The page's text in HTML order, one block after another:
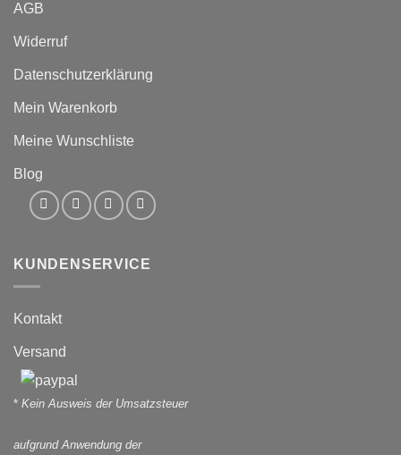
AGB
Widerruf
Datenschutzerklärung
Mein Warenkorb
Meine Wunschliste
Blog
KUNDENSERVICE
Kontakt
Versand
* Kein Ausweis der Umsatzsteuer
aufgrund Anwendung der